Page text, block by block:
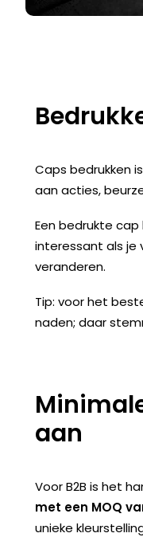
Caps bedrukken
aan acties,
Een bedrukte
interessant als je
veranderen.
Tip: voor het
naden; daar
aan
Voor B2B is het
met een MOQ
unieke